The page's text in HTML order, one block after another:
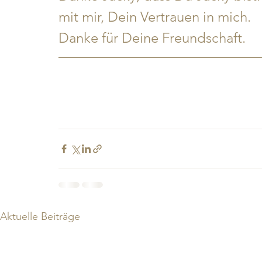
mit mir, Dein Vertrauen in mich.
Danke für Deine Freundschaft.
Aktuelle Beiträge